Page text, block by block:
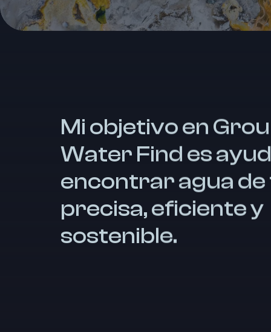
Mi objetivo en
Water Find es
encontrar agua
precisa, eficiente y
sostenible.